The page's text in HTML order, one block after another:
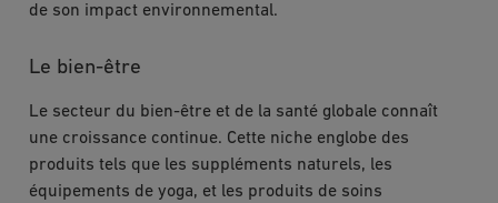
de son impact environnemental.
Le bien-être
Le secteur du bien-être et de la santé globale connaît
une croissance continue. Cette niche englobe des
produits tels que les suppléments naturels, les
équipements de yoga, et les produits de soins